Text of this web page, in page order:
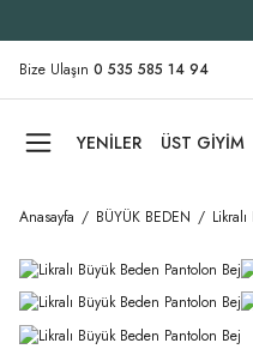
Bize Ulaşın 0 535 585 14 94
YENİLER ÜST GİYİM
Anasayfa BÜYÜK BEDEN